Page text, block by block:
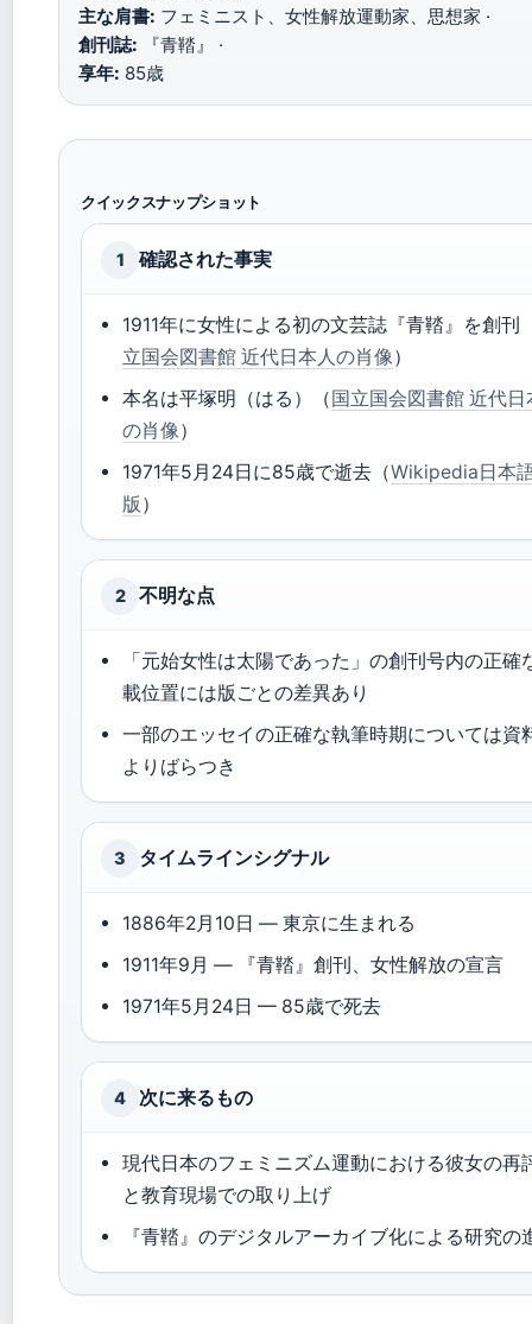
主な肩書: フェミニスト、女性解放運動家、思想家 ·
創刊誌: 『青鞜』 ·
享年: 85歳
クイックスナップショット
1 確認された事実
1911年に女性による初の文芸誌『青鞜』を創刊
立国会図書館 近代日本人の肖像）
本名は平塚明（はる）（国立国会図書館 近代日
の肖像）
1971年5月24日に85歳で逝去（Wikipedia日本
版 ）
2 不明な点
「元始女性は太陽であった」の創刊号内の正確
載位置には版ごとの差異あり
一部のエッセイの正確な執筆時期については資
よりばらつき
3 タイムラインシグナル
1886年2月10日 — 東京に生まれる
1911年9月 — 『青鞜』創刊、女性解放の宣言
1971年5月24日 — 85歳で死去
4 次に来るもの
現代日本のフェミニズム運動における彼女の再
と教育現場での取り上げ
『青鞜』のデジタルアーカイブ化による研究の